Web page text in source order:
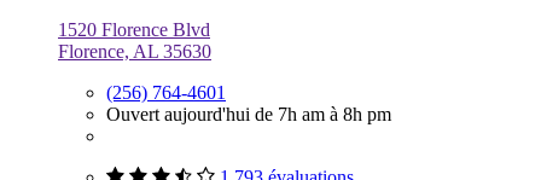
1520 Florence Blvd
Florence, AL 35630
(256) 764-4601
Ouvert aujourd'hui de 7h am à 8h pm